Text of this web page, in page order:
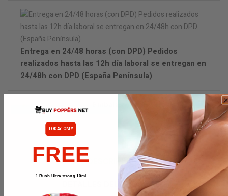
Entrega en 24/48 horas (con DPD) Pedidos
realizados hasta las 12h día laboral se entregan en
24/48h con DPD (España Península)
Embalaje discreto.
DESCRIPCIÓN
DETALLES DEL PRODUCTO
TODAY ONLY
FREE
1 Rush Ultra strong 10ml